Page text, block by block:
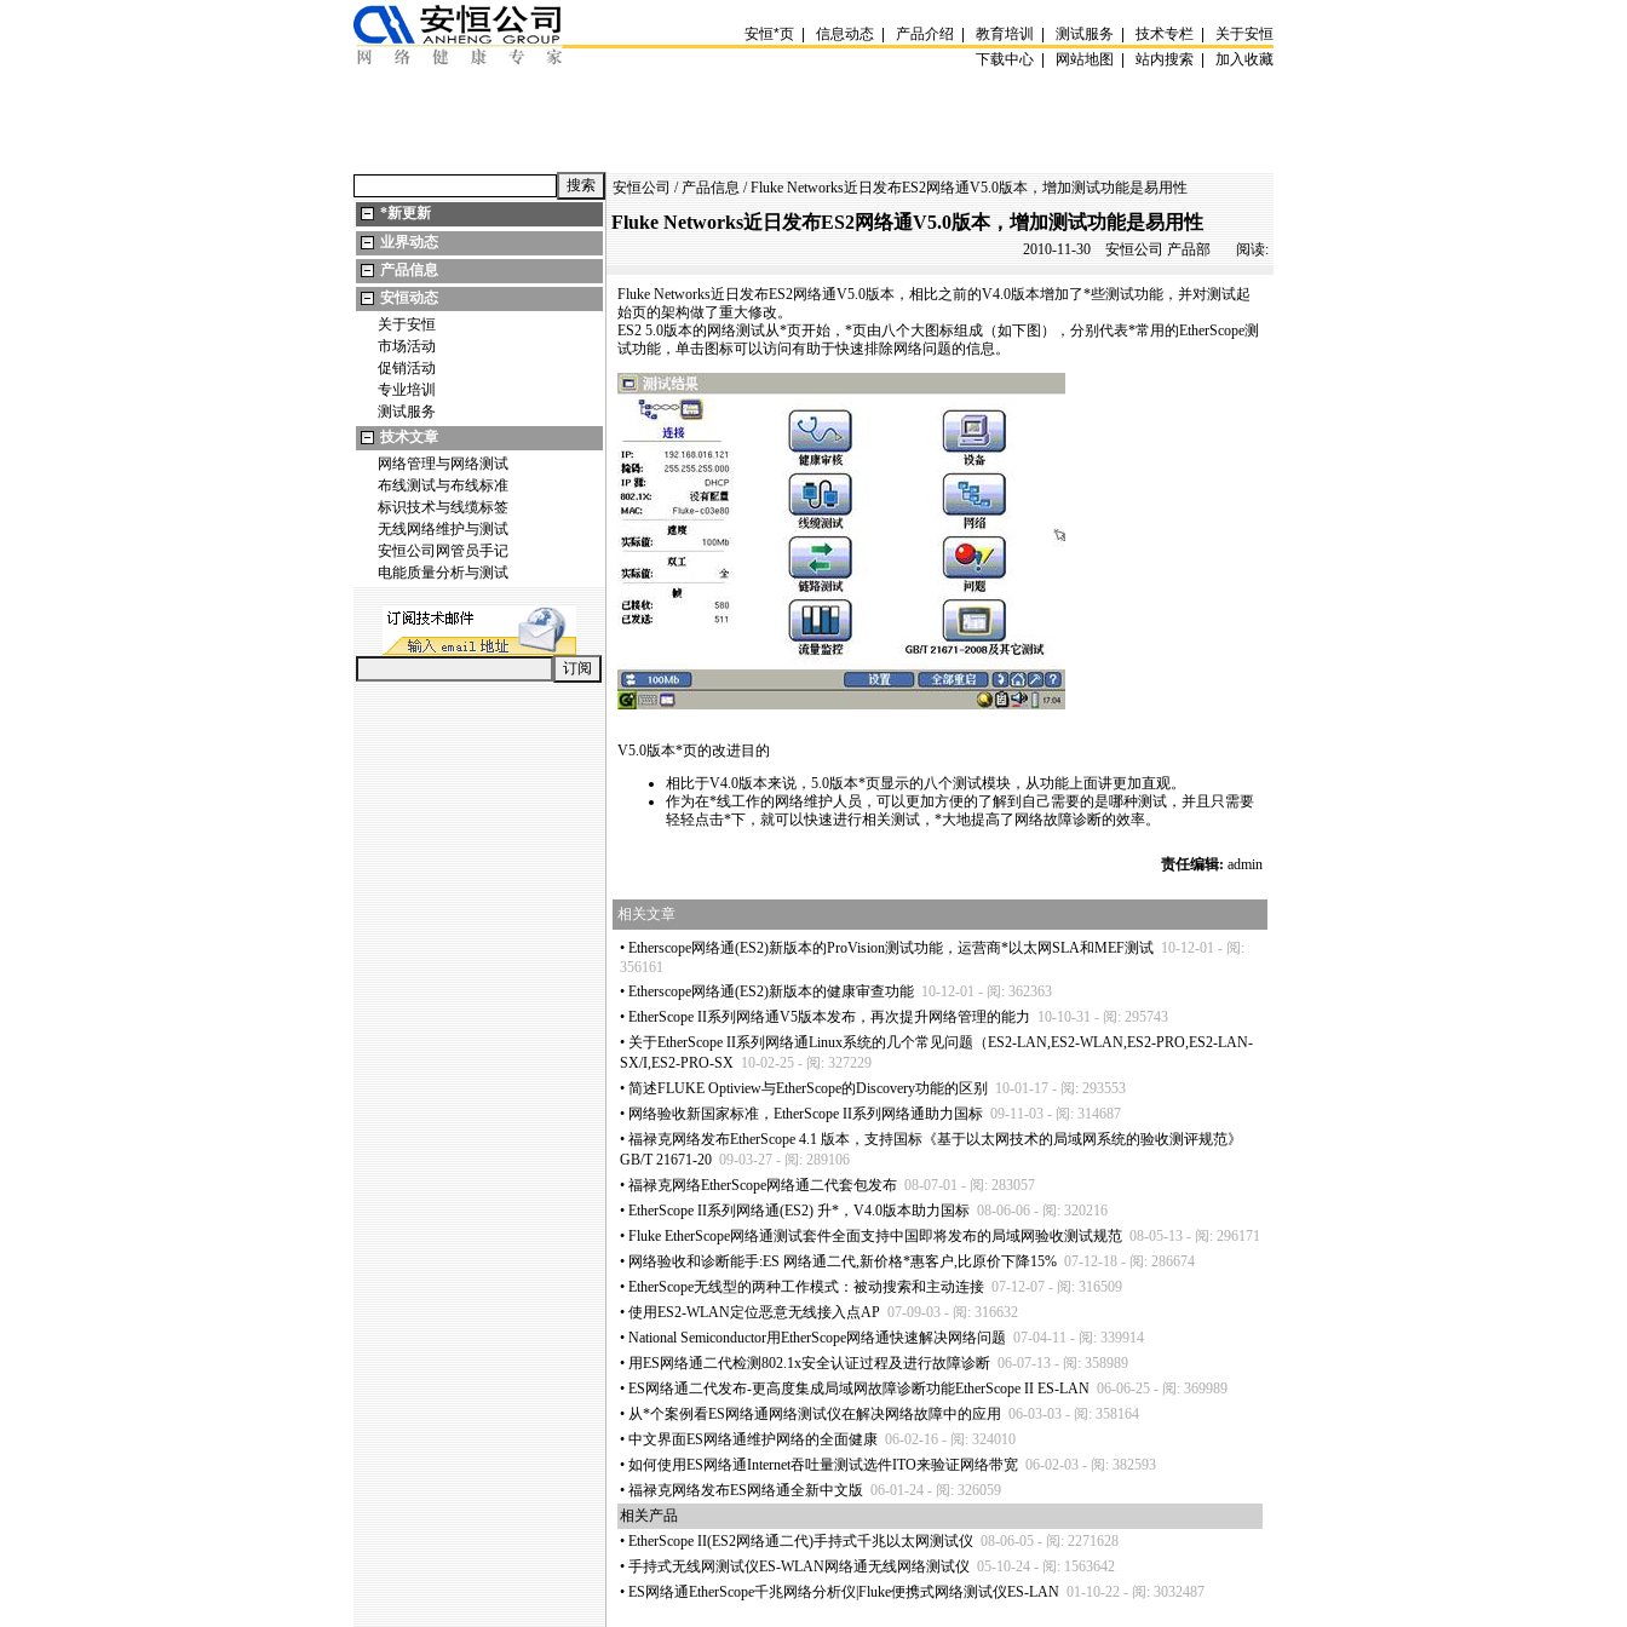
安恒*页 信息动态 产品介绍 教育培训 测试服务 技术专栏
关于安恒
下载中心 |
网站地图 站内搜索 加入收藏
*新更新
业界动态
产品信息
安恒动态
关于安恒
市场活动
促销活动
专业培训
测试服务
技术文章
网络管理与网络测试
布线测试与布线标准
标识技术与线缆标签
无线网络维护与测试
安恒公司网管员手记
电能质量分析与测试
安恒公司 / 产品信息 / Fluke Networks近日发布ES2网络通V5.0版本，增加测试功能是易用性
Fluke Networks近日发布ES2网络通V5.0版本，增加测试功能是易用性
2010-11-30 安恒公司 产品部 阅读:
Fluke Networks近日发布ES2网络通V5.0版本，相比之前的V4.0版本增加了*些测试功能，并对测试起
始页的架构做了重大修改。
ES2 5.0版本的网络测试从*页开始， *页由八个大图标组成（如下图），分别代表*常用的EtherScope测
试功能，单击图标可以访问有助于快速排除网络问题的信息。
V5.0版本*页的改进目的
相比于V4.0版本来说，5.0版本*页显示的八个测试模块，从功能上面讲更加直观。
作为在*线工作的网络维护人员，可以更加方便的了解到自己需要的是哪种测试，并且只需要
轻轻点击*下，就可以快速进行相关测试， *大地提高了网络故障诊断的效率。
责任编辑: admin
相关文章
• Etherscope网络通(ES2)新版本的ProVision测试功能，运营商*以太网SLA和MEF测试 10-12-01 - 阅:
356161
• Etherscope网络通(ES2)新版本的健康审查功能 10-12-01 - 阅: 362363
• EtherScope II系列网络通V5版本发布，再次提升网络管理的能力 10-10-31 - 阅: 295743
• 关于EtherScope II系列网络通Linux系统的几个常见问题（ES2-LAN,ES2-WLAN,ES2-PRO,ES2-LAN-
SX/I,ES2-PRO-SX 10-02-25 - 阅: 327229
• 简述FLUKE Optiview与EtherScope的Discovery功能的区别
10-01-17 - 阅: 293553
• 网络验收新国家标准，EtherScope II系列网络通助力国标 09-11-03 - 阅: 314687
• 福禄克网络发布EtherScope 4.1 版本，支持国标《基于以太网技术的局域网系统的验收测评规范》
GB/T 21671-20 09-03-27 - 阅: 289106
• 福禄克网络EtherScope网络通二代套包发布 08-07-01 - 阅: 283057
• EtherScope II系列网络通(ES2) 升* ，V4.0版本助力国标 08-06-06 - 阅: 320216
• Fluke EtherScope网络通测试套件全面支持中国即将发布的局域网验收测试规范 08-05-13 - 阅: 296171
• 网络验收和诊断能手:ES 网络通二代,新价格*惠客户,比原价下降15% 07-12-18 - 阅: 286674
• EtherScope无线型的两种工作模式：被动搜索和主动连接 07-12-07 - 阅: 316509
• 使用ES2-WLAN定位恶意无线接入点AP 07-09-03 - 阅: 316632
• National Semiconductor用EtherScope网络通快速解决网络问题 07-04-11 - 阅: 339914
• 用ES网络通二代检测802.1x安全认证过程及进行故障诊断 06-07-13 - 阅: 358989
• ES网络通二代发布-更高度集成局域网故障诊断功能EtherScope II ES-LAN 06-06-25 - 阅: 369989
• 从*个案例看ES网络通网络测试仪在解决网络故障中的应用 06-03-03 - 阅: 358164
• 中文界面ES网络通维护网络的全面健康 06-02-16 - 阅: 324010
• 如何使用ES网络通Internet吞吐量测试选件ITO来验证网络带宽 06-02-03 - 阅: 382593
• 福禄克网络发布ES网络通全新中文版 06-01-24 - 阅: 326059
相关产品
• EtherScope II(ES2网络通二代)手持式千兆以太网测试仪 08-06-05 - 阅: 2271628
• 手持式无线网测试仪ES-WLAN网络通无线网络测试仪 05-10-24 - 阅: 1563642
• ES网络通EtherScope千兆网络分析仪|Fluke便携式网络测试仪ES-LAN 01-10-22 - 阅: 3032487